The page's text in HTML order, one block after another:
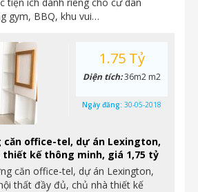
gym, BBQ, khu vui…
căn office-tel, dự án Lexington,
thiết kế thông minh, giá 1,75 tỷ
căn office-tel, dự án Lexington,
thất đầy đủ, chủ nhà thiết kế
1.75 Tỷ
Diện tích:36m2 m2
Ngày đăng: 30-05-2018